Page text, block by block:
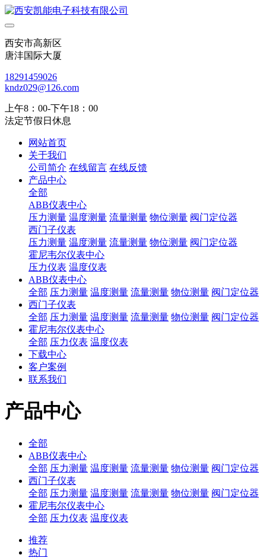
西安市高新区
唐沣国际大厦
18291459026
kndz029@126.com
上午8：00-下午18：00
法定节假日休息
网站首页
关于我们
公司简介 在线留言 在线反馈
产品中心
全部
ABB仪表中心
压力测量 温度测量 流量测量 物位测量 阀门定位器
西门子仪表
压力测量 温度测量 流量测量 物位测量 阀门定位器
霍尼韦尔仪表中心
压力仪表 温度仪表
ABB仪表中心
全部 压力测量 温度测量 流量测量 物位测量 阀门定位器
西门子仪表
全部 压力测量 温度测量 流量测量 物位测量 阀门定位器
霍尼韦尔仪表中心
全部 压力仪表 温度仪表
下载中心
客户案例
联系我们
产品中心
全部
ABB仪表中心
全部 压力测量 温度测量 流量测量 物位测量 阀门定位器
西门子仪表
全部 压力测量 温度测量 流量测量 物位测量 阀门定位器
霍尼韦尔仪表中心
全部 压力仪表 温度仪表
推荐
热门